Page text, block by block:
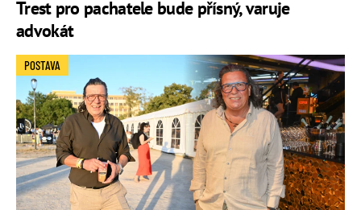
Trest pro pachatele bude přísný, varuje
advokát
POSTAVA